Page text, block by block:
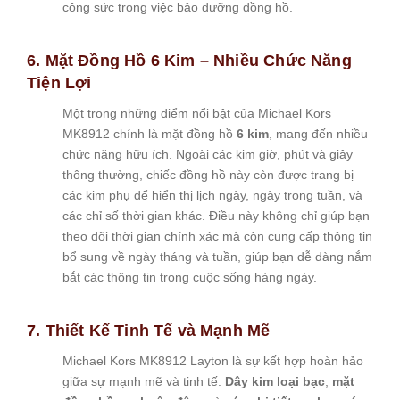
công sức trong việc bảo dưỡng đồng hồ.
6. Mặt Đồng Hồ 6 Kim – Nhiều Chức Năng
Tiện Lợi
Một trong những điểm nổi bật của Michael Kors
MK8912 chính là mặt đồng hồ 6 kim , mang đến nhiều
chức năng hữu ích. Ngoài các kim giờ, phút và giây
thông thường, chiếc đồng hồ này còn được trang bị
các kim phụ để hiển thị lịch ngày, ngày trong tuần, và
các chỉ số thời gian khác. Điều này không chỉ giúp bạn
theo dõi thời gian chính xác mà còn cung cấp thông tin
bổ sung về ngày tháng và tuần, giúp bạn dễ dàng nắm
bắt các thông tin trong cuộc sống hàng ngày.
7. Thiết Kế Tinh Tế và Mạnh Mẽ
Michael Kors MK8912 Layton là sự kết hợp hoàn hảo
giữa sự mạnh mẽ và tinh tế. Dây kim loại bạc mặt